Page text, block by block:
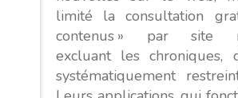
limité la consultation
contenus » par site
excluant les chroniques,
systématiquement